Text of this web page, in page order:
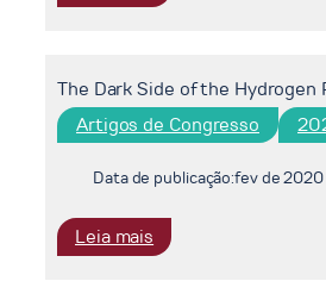
Transição
do
Setor
de
Gás
Natural
no
Brasil
The
climate
finance
flows
in
national
mitigation
strategies:
The Dark Side of the Hydrogen
Artigos de Congresso
Data de publicação:fev de 2020
Leia mais
The